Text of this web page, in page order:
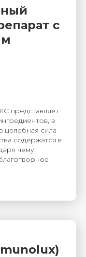
с
представляет
в
целебная сила
содержатся в
чему